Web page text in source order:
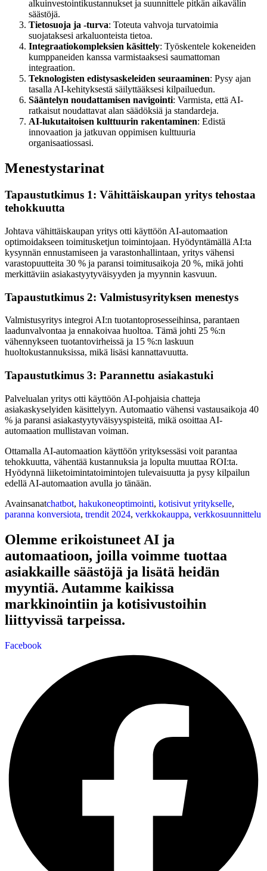
alkuinvestointikustannukset ja suunnittele pitkän aikavälin
säästöjä.
Tietosuoja ja -turva: Toteuta vahvoja turvatoimia
suojataksesi arkaluonteista tietoa.
Integraatiokompleksien käsittely: Työskentele kokeneiden
kumppaneiden kanssa varmistaaksesi saumattoman
integraation.
Teknologisten edistysaskeleiden seuraaminen: Pysy ajan
tasalla AI-kehityksestä säilyttääksesi kilpailuedun.
Sääntelyn noudattamisen navigointi: Varmista, että AI-
ratkaisut noudattavat alan säädöksiä ja standardeja.
AI-lukutaitoisen kulttuurin rakentaminen: Edistä
innovaation ja jatkuvan oppimisen kulttuuria
organisaatiossasi.
Menestystarinat
Tapaustutkimus 1: Vähittäiskaupan yritys tehostaa
tehokkuutta
Johtava vähittäiskaupan yritys otti käyttöön AI-automaation
optimoidakseen toimitusketjun toimintojaan. Hyödyntämällä AI:ta
kysynnän ennustamiseen ja varastonhallintaan, yritys vähensi
varastopuutteita 30 % ja paransi toimitusaikoja 20 %, mikä johti
merkittäviin asiakastyytyväisyyden ja myynnin kasvuun.
Tapaustutkimus 2: Valmistusyrityksen menestys
Valmistusyritys integroi AI:n tuotantoprosesseihinsa, parantaen
laadunvalvontaa ja ennakoivaa huoltoa. Tämä johti 25 %:n
vähennykseen tuotantovirheissä ja 15 %:n laskuun
huoltokustannuksissa, mikä lisäsi kannattavuutta.
Tapaustutkimus 3: Parannettu asiakastuki
Palvelualan yritys otti käyttöön AI-pohjaisia chatteja
asiakaskyselyiden käsittelyyn. Automaatio vähensi vastausaikoja 40
% ja paransi asiakastyytyväisyyspisteitä, mikä osoittaa AI-
automaation mullistavan voiman.
Ottamalla AI-automaation käyttöön yrityksessäsi voit parantaa
tehokkuutta, vähentää kustannuksia ja lopulta muuttaa ROI:ta.
Hyödynnä liiketoimintatoimintojen tulevaisuutta ja pysy kilpailun
edellä AI-automaation avulla jo tänään.
Avainsanatchatbot, hakukoneoptimointi, kotisivut yritykselle,
paranna konversiota, trendit 2024, verkkokauppa, verkkosuunnittelu
Olemme erikoistuneet AI ja
automaatioon, joilla voimme tuottaa
asiakkaille säästöjä ja lisätä heidän
myyntiä. Autamme kaikissa
markkinointiin ja kotisivustoihin
liittyvissä tarpeissa.
Facebook